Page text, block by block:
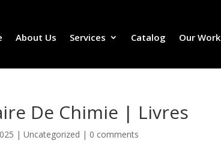
About Us Services Catalog Our Work
De Chimie | Livres
|Uncategorized | 0 comments